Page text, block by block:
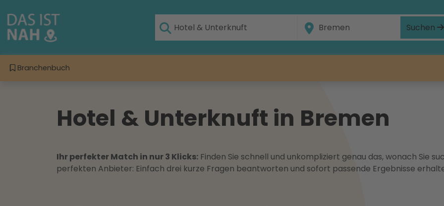
Suchen
Branchenbuch
Hotel & Unterknuft in Bremen
Ihr perfekter Match in nur 3 Klicks: Finden Sie schnell und unkompliziert genau das, wonach Sie
perfekten Anbieter: Einfach drei kurze Fragen beantworten und sofort passende Ergebnisse